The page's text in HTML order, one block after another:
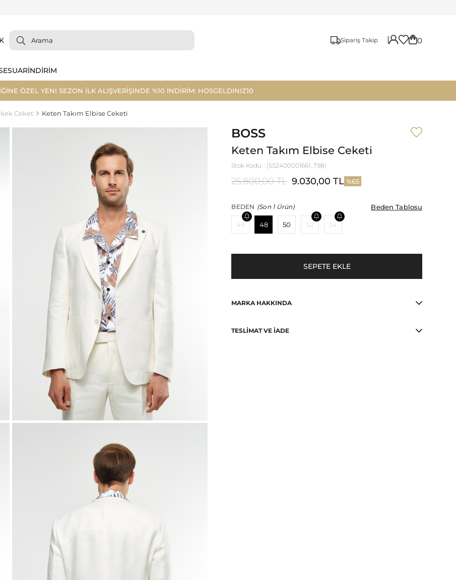
Sipariş Takip 0
İNDİRİM
ÖZEL YENİ SEZON İLK ALIŞVERİŞİNDE %10 İNDİRİM: HOSGELDINIZ10
Ceket Keten Takım Elbise Ceketi
BOSS
Keten Takım Elbise Ceketi
Stok Kodu (SS2400001661_T98)
25.800,00 TL 9.030,00 TL 65
BEDEN (Son 1 Ürün) Beden Tablosu
Beden Tablosu
46 48 50 52 54
MARKA HAKKINDA
TESLIMAT VE İADE